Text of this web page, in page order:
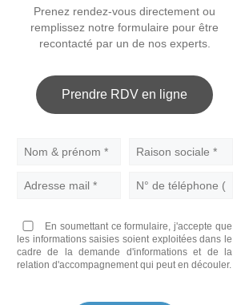
Prenez rendez-vous directement ou
remplissez notre formulaire pour être
recontacté par un de nos experts.
Prendre RDV en ligne
Nom
En soumettant ce formulaire, j'accepte que
les informations saisies soient exploitées dans le
cadre de la demande d'informations et de la
relation d'accompagnement qui peut en découler.